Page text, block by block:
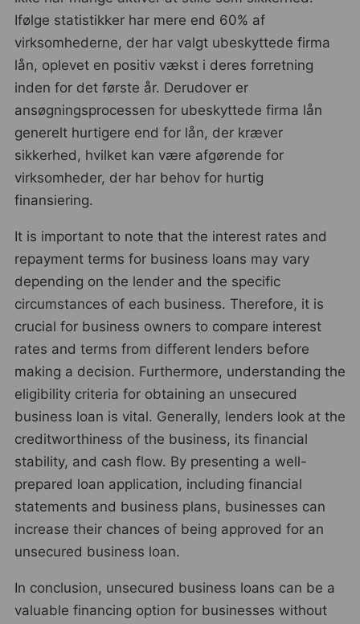
Ifølge statistikker har mere end 60% af
virksomhederne, der har valgt ubeskyttede firma
lån, oplevet en positiv vækst i deres forretning
inden for det første år. Derudover er
ansøgningsprocessen for ubeskyttede firma lån
generelt hurtigere end for lån, der kræver
sikkerhed, hvilket kan være afgørende for
virksomheder, der har behov for hurtig
finansiering.
It is important to note that the interest rates and
repayment terms for business loans may vary
depending on the lender and the specific
circumstances of each business. Therefore, it is
crucial for business owners to compare interest
rates and terms from different lenders before
making a decision. Furthermore, understanding the
eligibility criteria for obtaining an unsecured
business loan is vital. Generally, lenders look at the
creditworthiness of the business, its financial
stability, and cash flow. By presenting a well-
prepared loan application, including financial
statements and business plans, businesses can
increase their chances of being approved for an
unsecured business loan.
In conclusion, unsecured business loans can be a
valuable financing option for businesses without